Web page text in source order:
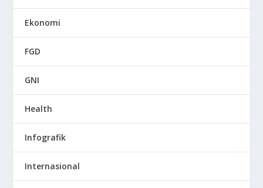
Ekonomi
FGD
GNI
Health
Infografik
Internasional